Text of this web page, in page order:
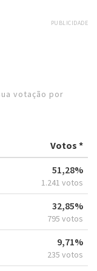
PUBLICIDADE
votação por
Votos *
51,28%
1.241 votos
32,85%
795 votos
9,71%
235 votos